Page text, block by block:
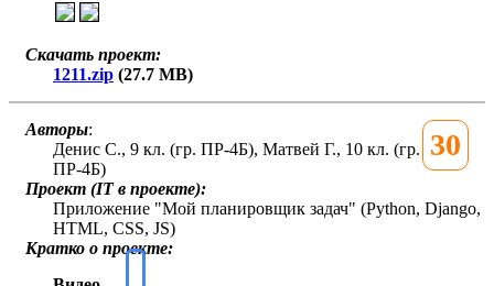
Скачать проект:
1211.zip (27.7 MB)
30
Авторы:
Денис С., 9 кл. (гр. ПР-4Б), Матвей Г., 10 кл. (гр.
ПР-4Б)
Проект (IT в проекте):
Приложение "Мой планировщик задач" (Python, Django,
HTML, CSS, JS)
Кратко о проекте: